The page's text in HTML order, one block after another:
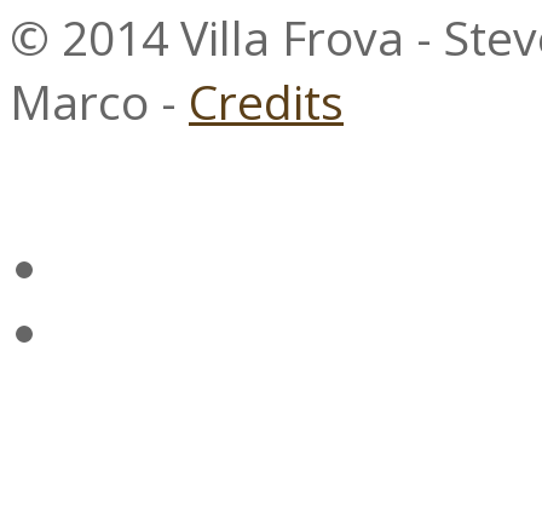
© 2014 Villa Frova -
Marco - Credits